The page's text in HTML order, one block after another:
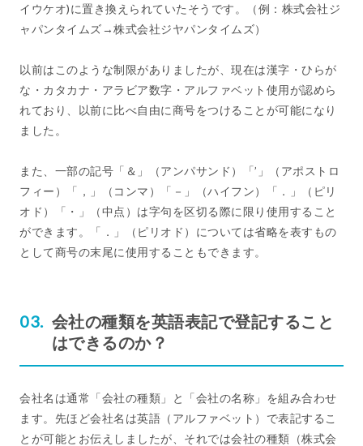
イウケオ)に置き換えられていたそうです。（例：株式会社ジ
ャパンタイムズ→株式会社ジヤパンタイムズ）
以前はこのような制限がありましたが、現在は漢字・ひらが
な・カタカナ・アラビア数字・アルファベット使用が認めら
れており、以前に比べ自由に商号をつけることが可能になり
ました。
また、一部の記号「＆」（アンパサンド）「’」（アポストロ
フィー）「，」（コンマ）「－」（ハイフン）「．」（ピリ
オド）「・」（中点）は字句を区切る際に限り使用すること
ができます。「．」（ピリオド）については省略を表すもの
として商号の末尾に使用することもできます。
会社の種類を英語表記で登記すること
はできるのか？
会社名は通常「会社の種類」と「会社の名称」を組み合わせ
ます。先ほど会社名は英語（アルファベット）で表記するこ
とが可能とお伝えしましたが、それでは会社の種類（株式会